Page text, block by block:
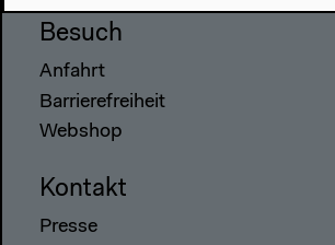
Besuch
Anfahrt
Barrierefreiheit
Webshop
Kontakt
Presse